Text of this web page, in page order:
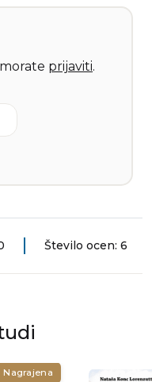
prijaviti.
Število ocen: 6
Nagrajena